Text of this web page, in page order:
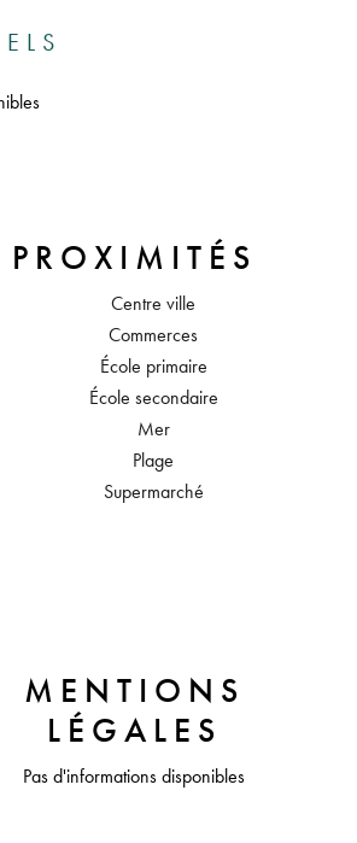
PROXIMITÉS
Centre ville
Commerces
École primaire
École secondaire
Mer
Plage
Supermarché
MENTIONS
LÉGALES
Pas d'informations disponibles